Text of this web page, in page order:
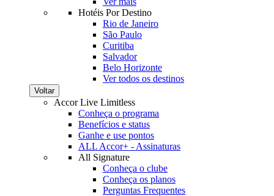
Hotéis Por Destino
Rio de Janeiro
São Paulo
Curitiba
Salvador
Belo Horizonte
Ver todos os destinos
Voltar
Accor Live Limitless
Conheça o programa
Benefícios e status
Ganhe e use pontos
ALL Accor+ - Assinaturas
All Signature
Conheça o clube
Conheça os planos
Perguntas Frequentes